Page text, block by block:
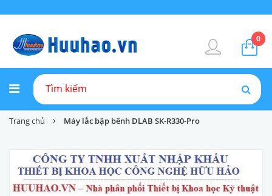
0
Trang chủ Máy lắc bập bênh DLAB SK-R330-Pro